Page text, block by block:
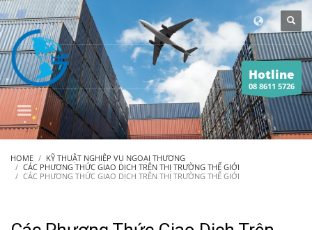
Hotline
08 8611 5726
HOME
KỸ THUẬT NGHIỆP VỤ NGOẠI THƯƠNG
CÁC PHƯƠNG THỨC GIAO DỊCH TRÊN THỊ TRƯỜNG THẾ GIỚI
CÁC PHƯƠNG THỨC GIAO DỊCH TRÊN THỊ TRƯỜNG THẾ GIỚI